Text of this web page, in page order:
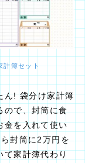
計簿セット
ん! 袋分け家計簿
ので、封筒に食
金を入れて使い
封筒に2万円を
て家計簿代わり